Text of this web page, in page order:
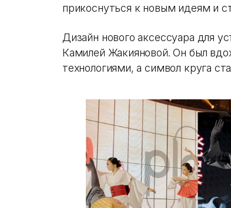
прикоснуться к новым идеям и
Дизайн нового аксессуара для
Камилей Жакияновой. Он был
технологиями, а символ круга